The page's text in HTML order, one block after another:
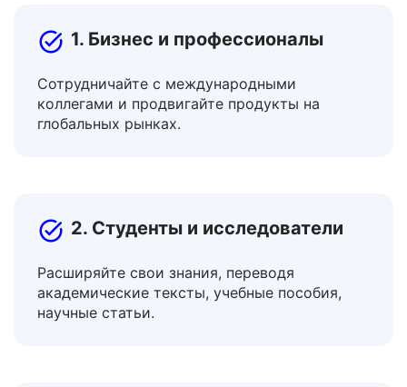
1. Бизнес и профессионалы
Сотрудничайте с международными
2. Студенты и исследователи
Расширяйте свои знания, переводя